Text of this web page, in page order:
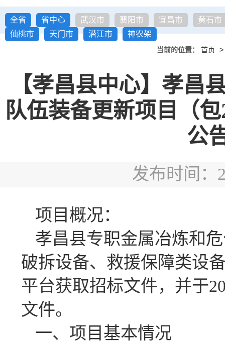
全省 省中心 武汉市 襄阳市 宜昌市
黄石市
仙桃市
天门市 潜江市 神农架
当前的位置： 首页 >
【孝昌县中心】孝昌
队伍装备更新项目（
公
发布时间：
项目概况：
孝昌县专职金属冶炼和
破拆设备、救援保障类设
平台获取招标文件，并于
文件。
一、项目基本情况